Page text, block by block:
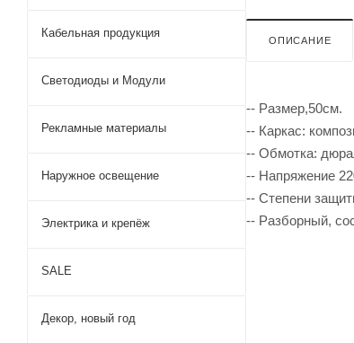
ОПИСАНИЕ
-- Размер,50см.
-- Каркас:
-- Обмотка:
-- Напряжение
-- Степени
-- Разборный,
Кабельная продукция
Светодиоды и Модули
Рекламные материалы
Наружное освещение
Электрика и крепёж
SALE
Декор, новый год